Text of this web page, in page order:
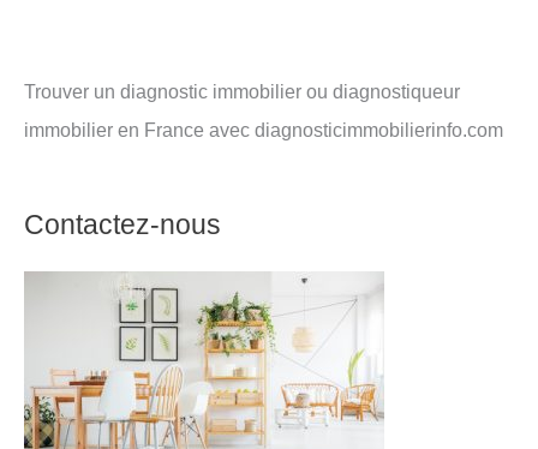
Trouver un diagnostic immobilier ou diagnostiqueur
immobilier en France avec diagnosticimmobilierinfo.com
Contactez-nous